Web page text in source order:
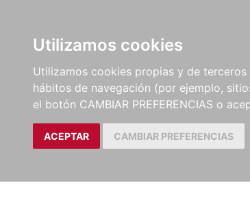
Utilizamos cookies
Utilizamos cookies propias y de
hábitos de navegación (por ejemplo,
el botón CAMBIAR PREFERENCIAS o
ACEPTAR CAMBIAR PREFERENCIAS